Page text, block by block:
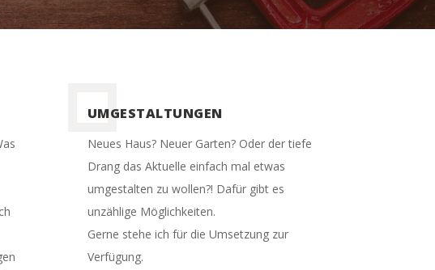
UMGESTALTUNGEN
Neues Haus? Neuer Garten? Oder der tiefe
Drang das Aktuelle einfach mal etwas
umgestalten zu wollen?! Dafür gibt es
unzählige Möglichkeiten.
Gerne stehe ich für die Umsetzung zur
Verfügung.